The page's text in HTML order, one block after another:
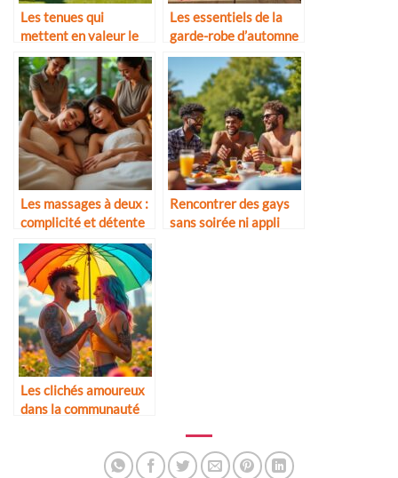
Les tenues qui
mettent en valeur le
corps sportif
Les essentiels de la
garde-robe d’automne
Les massages à deux :
complicité et détente
Rencontrer des gays
sans soirée ni appli
Les clichés amoureux
dans la communauté